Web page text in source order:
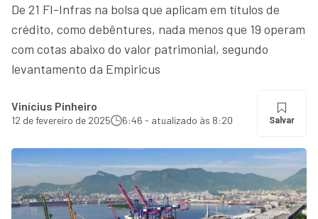
De 21 FI-Infras na bolsa que aplicam em títulos de
crédito, como debêntures, nada menos que 19 operam
com cotas abaixo do valor patrimonial, segundo
levantamento da Empiricus
Vinícius Pinheiro
12 de fevereiro de 2025 6:46 - atualizado às 8:20 Salvar